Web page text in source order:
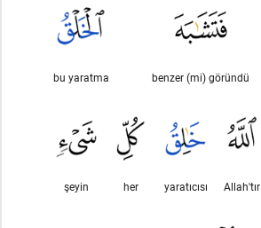
benzer (mi) göründü
bu yaratma
Allah'tır
yaratıcısı
her
şeyin